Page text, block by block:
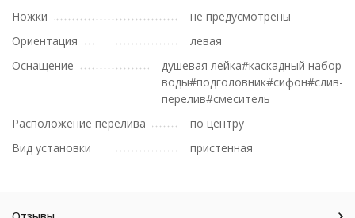
Ножки
не предусмотрены
Ориентация
левая
Оснащение
душевая лейка#каскадный набор
воды#подголовник#сифон#слив-
перелив#смеситель
Расположение перелива
по центру
Вид установки
пристенная